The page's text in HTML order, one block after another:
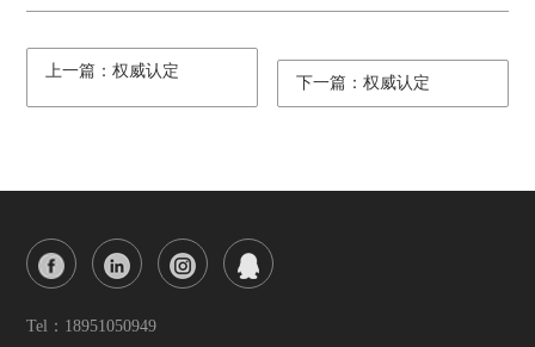
上一篇：权威认定
下一篇：权威认定
Tel：18951050949